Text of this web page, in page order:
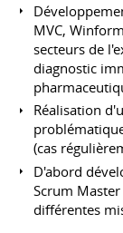
MVC,
secteurs de
diagnostic
Réalisation
(cas
D'abord
Scrum
différentes